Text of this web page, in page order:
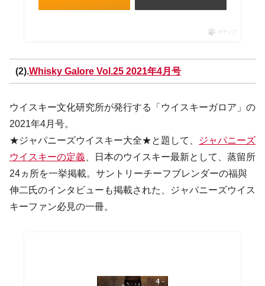
ポチップ
(2).Whisky Galore Vol.25 2021年4月号
ウイスキー文化研究所が発行する「ウイスキーガロア」の
2021年4月号。
★ジャパニーズウイスキー大全★と題して、
ジャパニーズ
ウイスキーの定義 、日本のウイスキー最新として、蒸留所
24ヵ所を一挙掲載。サントリーチーフブレンダーの福與
伸二氏のインタビューも掲載された、ジャパニーズウイス
キーファン必見の一冊。